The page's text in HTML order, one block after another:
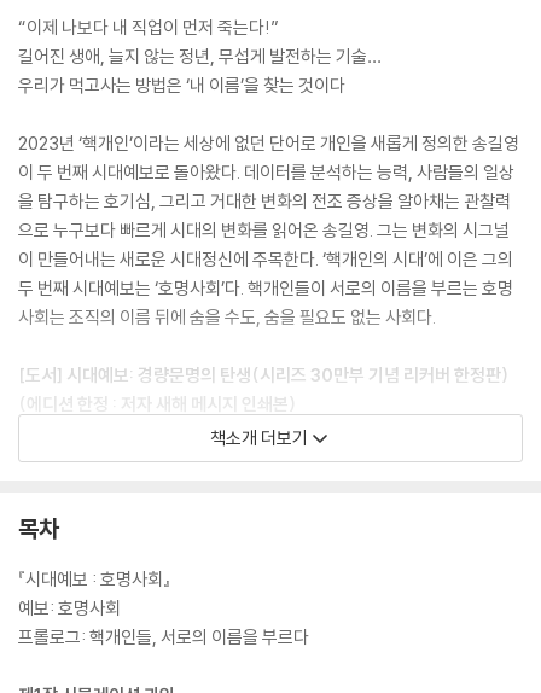
“이제 나보다 내 직업이 먼저 죽는다!”
길어진 생애, 늘지 않는 정년, 무섭게 발전하는 기술…
우리가 먹고사는 방법은 ‘내 이름’을 찾는 것이다
2023년 ‘핵개인’이라는 세상에 없던 단어로 개인을 새롭게 정의한 송길영
이 두 번째 시대예보로 돌아왔다. 데이터를 분석하는 능력, 사람들의 일상
을 탐구하는 호기심, 그리고 거대한 변화의 전조 증상을 알아채는 관찰력
으로 누구보다 빠르게 시대의 변화를 읽어온 송길영. 그는 변화의 시그널
이 만들어내는 새로운 시대정신에 주목한다. ‘핵개인의 시대’에 이은 그의
두 번째 시대예보는 ‘호명사회’다. 핵개인들이 서로의 이름을 부르는 호명
사회는 조직의 이름 뒤에 숨을 수도, 숨을 필요도 없는 사회다.
[도서] 시대예보: 경량문명의 탄생(시리즈 30만부 기념 리커버 한정판)
(에디션 한정 : 저자 새해 메시지 인쇄본)
거대함은 더 이상 안전을 보장하지 않는다.
‘경량문명’의 탄생을 선언합니다.
지금 우리 사회의 화두 중 하나는 ‘희망퇴직’이다. 몇 년 전만 해도 희망퇴
직은 유동성에 위기를 겪는 기업이 단기간에 이를 해결하기 위해 사용하는
긴급 처방이었다. 하지만 최근 몇 년 사이에 마치 상시 제도처럼, 하루가 멀
책소개 더보기
목차
『시대예보 : 호명사회』
예보: 호명사회
프롤로그: 핵개인들, 서로의 이름을 부르다